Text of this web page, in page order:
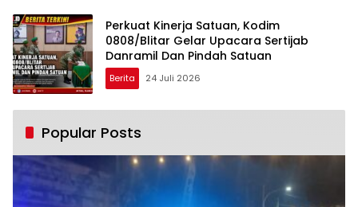
Perkuat Kinerja Satuan, Kodim
0808/Blitar Gelar Upacara Sertijab
Danramil Dan Pindah Satuan
Berita 24 Juli 2026
Popular Posts